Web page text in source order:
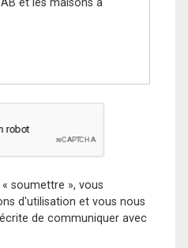
soumettre », vous
d'utilisation et vous nous
de communiquer avec